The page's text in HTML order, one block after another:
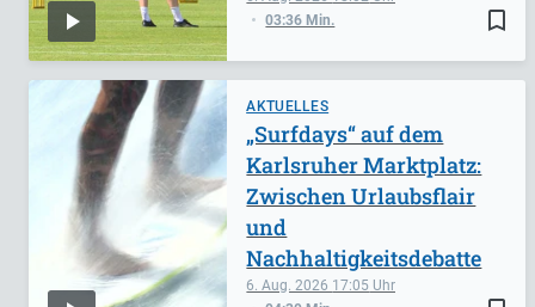
bookmark_border
03:36 Min.
AKTUELLES
6. Aug. 2026 17:05
„Surfdays“ auf dem
Karlsruher Marktplatz:
Zwischen Urlaubsflair
und
Nachhaltigkeitsdebatte